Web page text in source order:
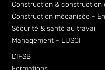
Construction & construction
Construction mécanisée -
Sécurité & santé au travail
Management - LUSCI
L’IFSB